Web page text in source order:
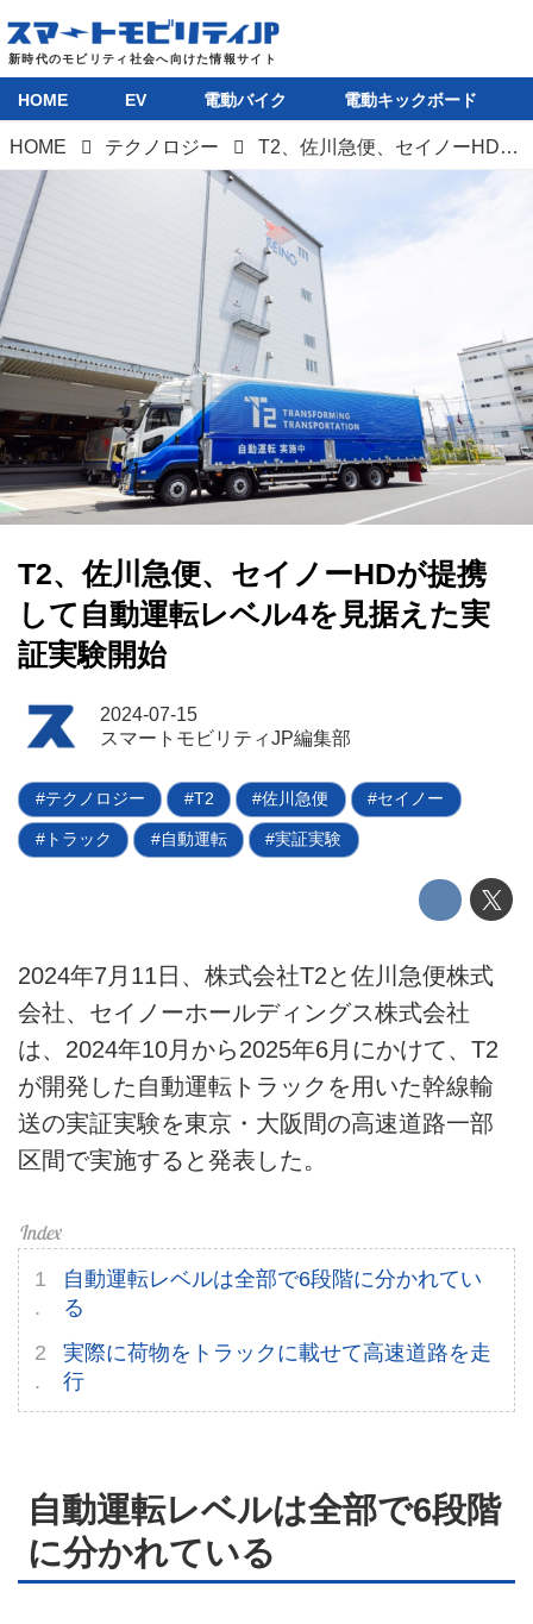
電動バイク
電動キックボード
ライフスタイル
テクノロジー
運営会社
お問い合せ
広告掲載について
HOME EV 電動バイク 電動キックボード
HOME テクノロジー T2、佐川急便、セイノーHDが提携して自動運転レベル4を見据えた実証実験開始
T2、佐川急便、セイノーHDが提携
して自動運転レベル4を見据えた実
証実験開始
2024-07-15
スマートモビリティJP編集部
テクノロジー T2 佐川急便 セイノー
トラック 自動運転 実証実験
2024年7月11日、株式会社T2と佐川急便株式
会社、セイノーホールディングス株式会社
は、2024年10月から2025年6月にかけて、T2
が開発した自動運転トラックを用いた幹線輸
送の実証実験を東京・大阪間の高速道路一部
区間で実施すると発表した。
自動運転レベルは全部で6段階に分かれてい
る
実際に荷物をトラックに載せて高速道路を走
行
自動運転レベルは全部で6段階
に分かれている